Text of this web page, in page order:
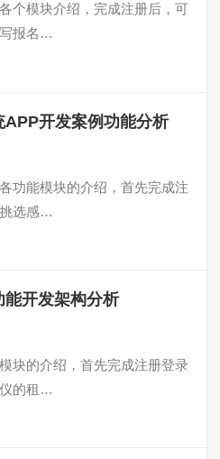
个模块介绍，完成注册后，可
报名…
开发案例功能分析
功能模块的介绍，首先完成注
选感…
开发架构分析
块的介绍，首先完成注册登录
的租…